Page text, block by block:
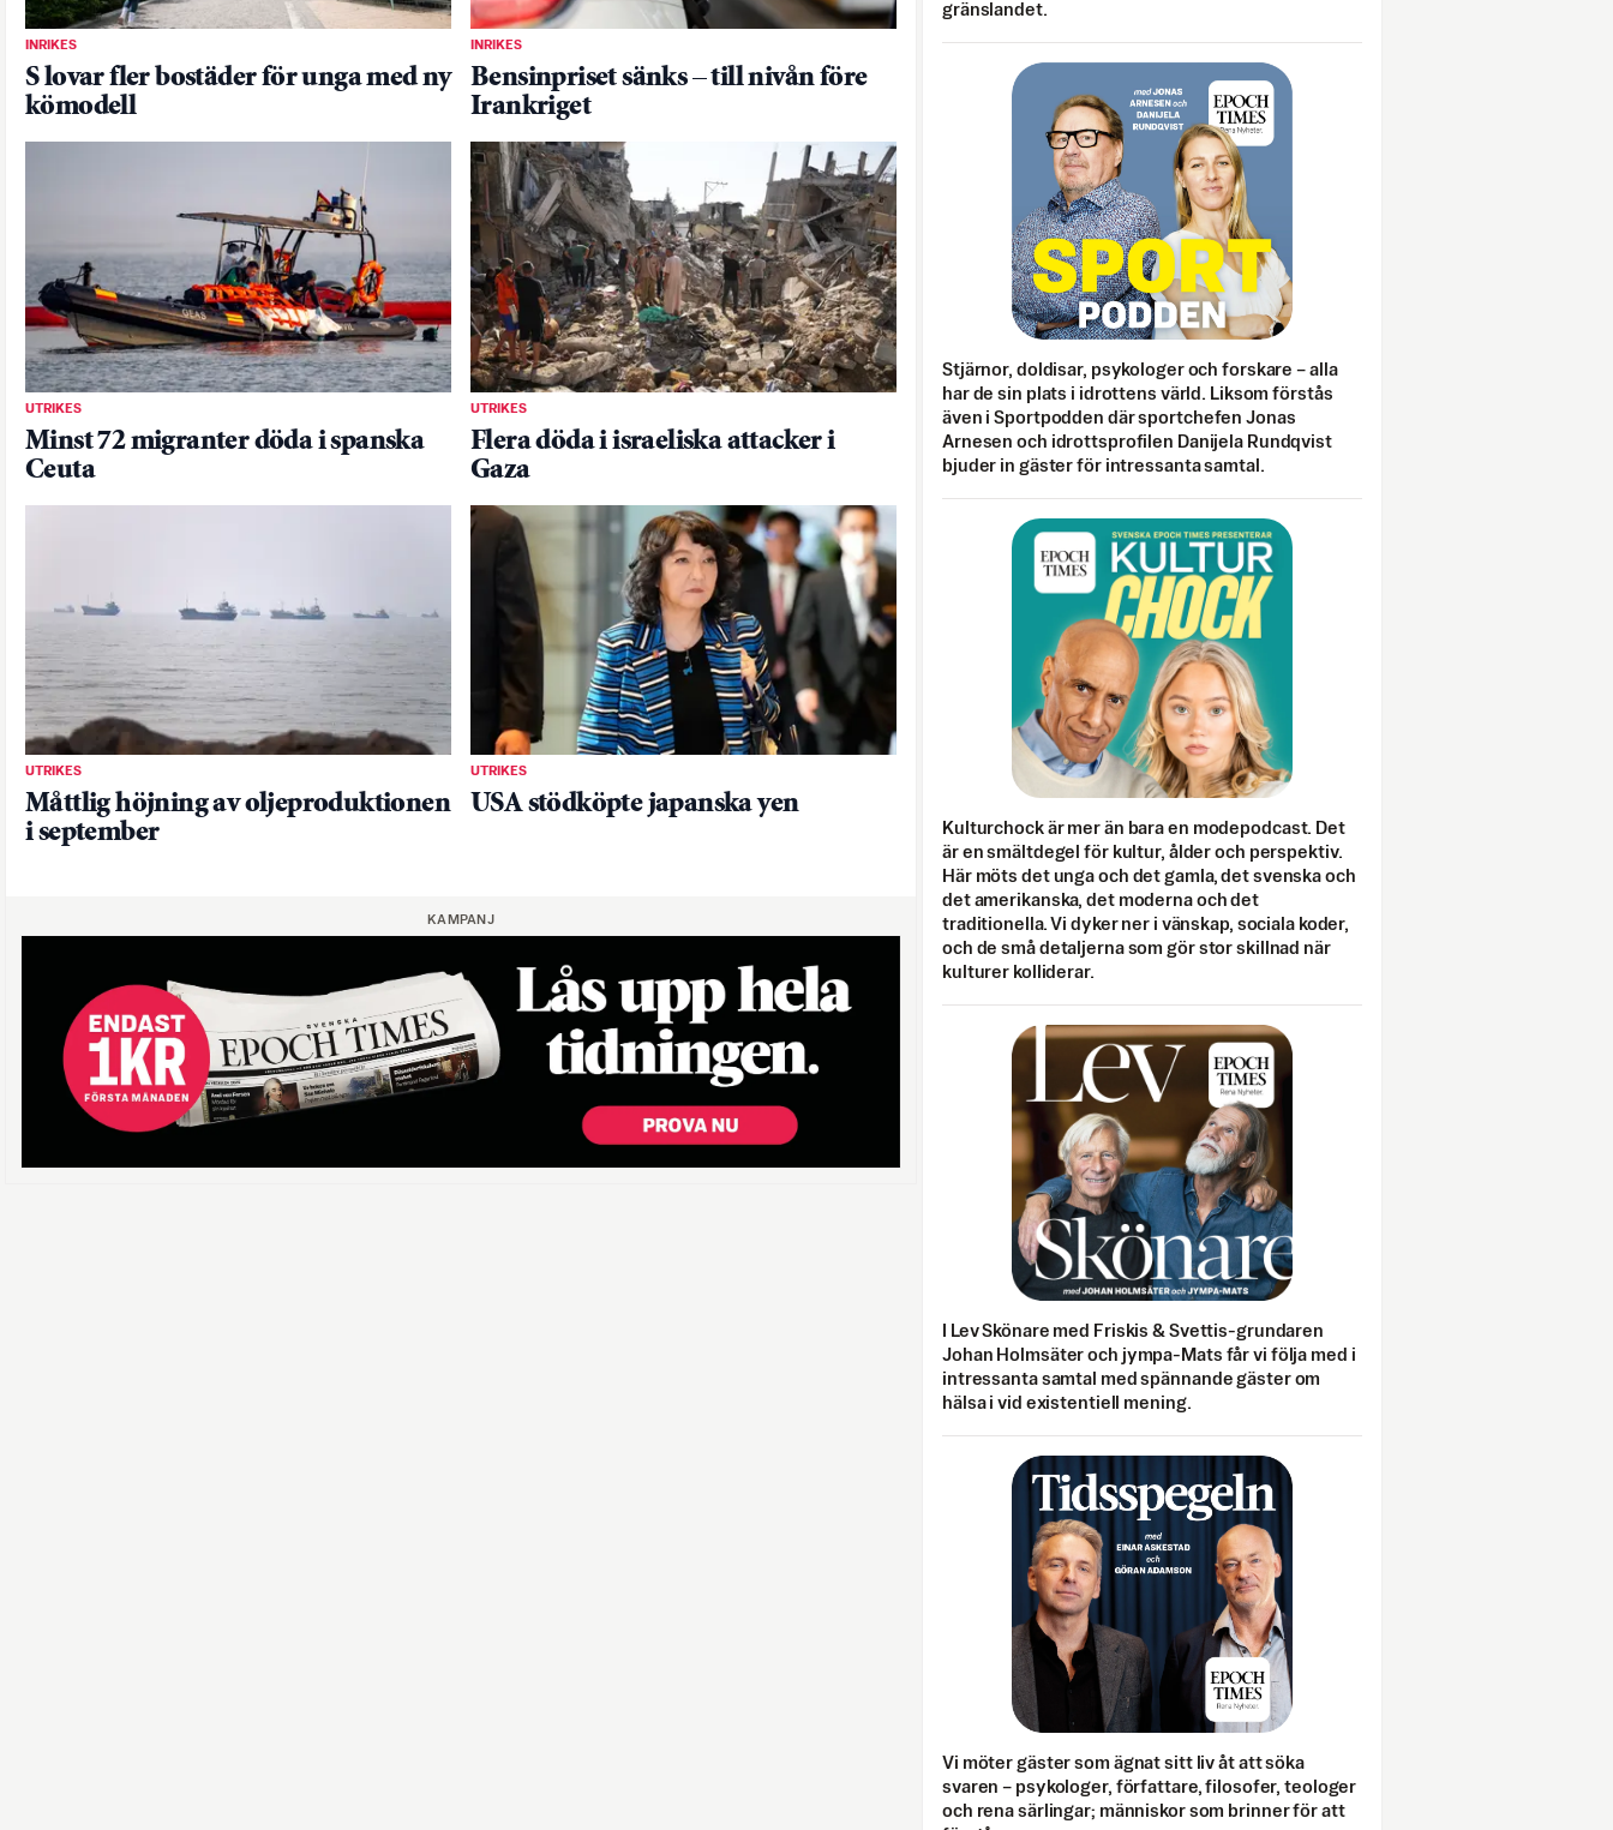
INRIKES
S lovar fler bostäder för unga med ny
kömodell
INRIKES
Bensinpriset sänks – till nivån före
Irankriget
UTRIKES
Minst 72 migranter döda i spanska
Ceuta
UTRIKES
Flera döda i israeliska attacker i
Gaza
UTRIKES
Måttlig höjning av oljeproduktionen
i september
UTRIKES
USA stödköpte japanska yen
KAMPANJ
gränslandet.
Stjärnor, doldisar, psykologer och forskare – alla
har de sin plats i idrottens värld. Liksom förstås
även i Sportpodden där sportchefen Jonas
Arnesen och idrottsprofilen Danijela Rundqvist
bjuder in gäster för intressanta samtal.
Kulturchock är mer än bara en modepodcast. Det
är en smältdegel för kultur, ålder och perspektiv.
Här möts det unga och det gamla, det svenska och
det amerikanska, det moderna och det
traditionella. Vi dyker ner i vänskap, sociala koder,
och de små detaljerna som gör stor skillnad när
kulturer kolliderar.
I Lev Skönare med Friskis & Svettis-grundaren
Johan Holmsäter och jympa-Mats får vi följa med i
intressanta samtal med spännande gäster om
hälsa i vid existentiell mening.
Vi möter gäster som ägnat sitt liv åt att söka
svaren – psykologer, författare, filosofer, teologer
och rena särlingar; människor som brinner för att